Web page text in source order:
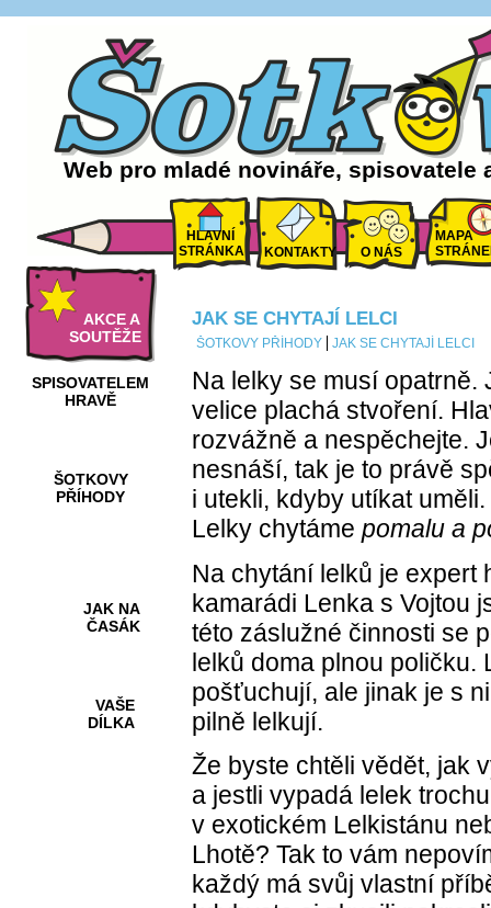
Web pro mladé novináře, spisovatele
HLAVNÍ
STRÁNKA
KONTAKTY O NÁS
MAPA
AKCE A
SOUTĚŽE
SPISOVATELEM
HRAVĚ
ŠOTKOVY
PŘÍHODY
JAK NA
ČASÁK
VAŠE
DÍLKA
JAK SE CHYTAJÍ LELCI
ŠOTKOVY PŘÍHODY JAK SE CHYTAJÍ LELCI
Na lelky se musí opatrně.
velice plachá stvoření.
rozvážně a nespěchejte.
nesnáší, tak je to právě
i utekli, kdyby utíkat
Lelky chytáme pomalu a
Na chytání lelků je expert
kamarádi Lenka s Vojtou
této záslužné činnosti se
lelků doma plnou poličku.
pošťuchují, ale jinak je s
pilně lelkují.
Že byste chtěli vědět, jak
a jestli vypadá lelek
v exotickém Lelkistánu
Lhotě? Tak to vám
každý má svůj vlastní